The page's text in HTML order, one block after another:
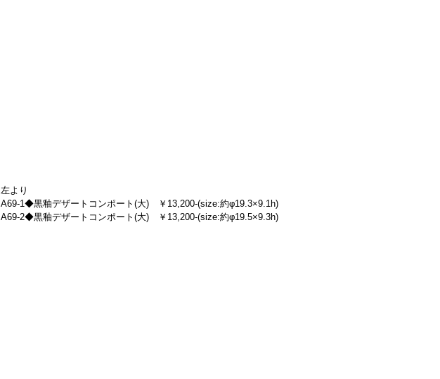
左より
A69-1◆黒釉デザートコンポート(大)　￥13,200-(size:約φ19.3×9.1h)
A69-2◆黒釉デザートコンポート(大)　￥13,200-(size:約φ19.5×9.3h)